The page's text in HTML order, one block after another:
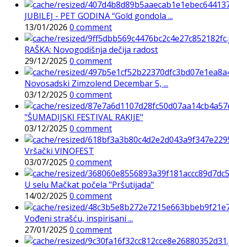
JUBILEJ - PET GODINA “Gold gondola ...
13/01/2026 0 comment
RAŠKA: Novogodišnja dečija radost
29/12/2025 0 comment
Novosadski Zimzolend Decembar 5, ...
03/12/2025 0 comment
"ŠUMADIJSKI FESTIVAL RAKIJE"
03/12/2025 0 comment
Vršački VINOFEST
03/07/2025 0 comment
U selu Mačkat počela "Pršutijada"
14/02/2025 0 comment
Vođeni strašću, inspirisani ...
27/01/2025 0 comment